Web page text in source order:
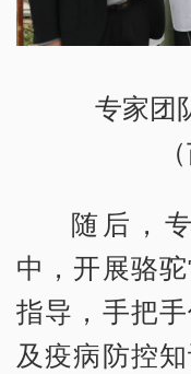
专家团
随后，
中，开展骆
指导，手把
及疫病防控